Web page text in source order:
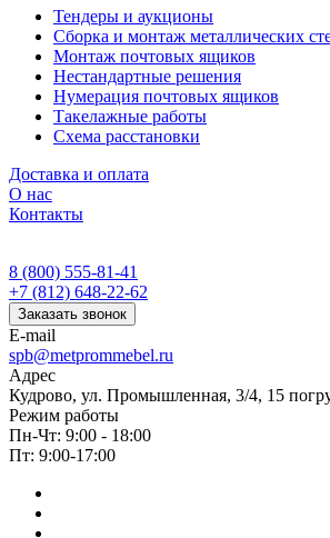
Тендеры и аукционы
Сборка и монтаж металлических
Монтаж почтовых ящиков
Нестандартные решения
Нумерация почтовых ящиков
Такелажные работы
Схема расстановки
Доставка и оплата
О нас
Контакты
8 (800) 555-81-41
+7 (812) 648-22-62
Заказать звонок
E-mail
spb@metprommebel.ru
Адрес
Кудрово, ул. Промышленная, 3/4, 15
Режим работы
Пн-Чт: 9:00 - 18:00
Пт: 9:00-17:00